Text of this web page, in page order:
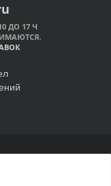
ДО 17 Ч
2011-2026